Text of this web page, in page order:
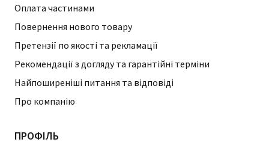
Оплата частинами
Повернення нового товару
Претензії по якості та рекламації
Рекомендації з догляду та гарантійні терміни
Найпоширеніші питання та відповіді
Про компанію
ПРОФІЛЬ